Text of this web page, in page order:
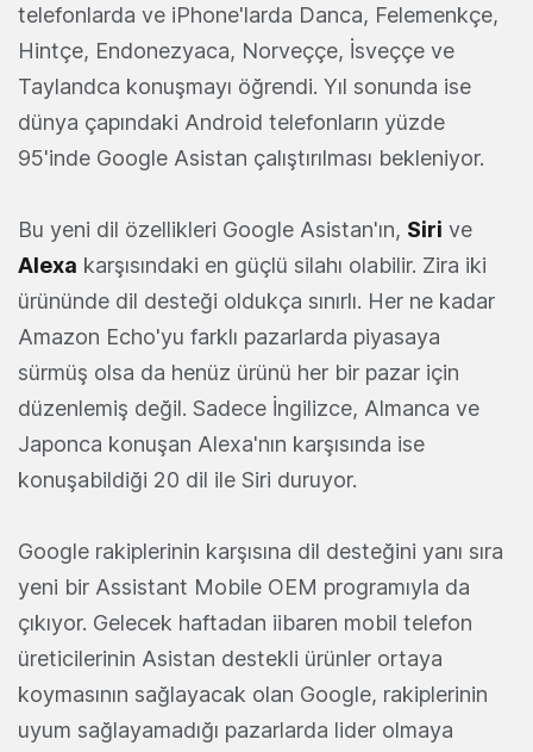
telefonlarda ve iPhone'larda Danca, Felemenkçe,
Hintçe, Endonezyaca, Norveççe, İsveççe ve
Taylandca konuşmayı öğrendi. Yıl sonunda ise
dünya çapındaki Android telefonların yüzde
95'inde Google Asistan çalıştırılması bekleniyor.
Bu yeni dil özellikleri Google Asistan'ın, Siri ve
Alexa karşısındaki en güçlü silahı olabilir. Zira iki
ürününde dil desteği oldukça sınırlı. Her ne kadar
Amazon Echo'yu farklı pazarlarda piyasaya
sürmüş olsa da henüz ürünü her bir pazar için
düzenlemiş değil. Sadece İngilizce, Almanca ve
Japonca konuşan Alexa'nın karşısında ise
konuşabildiği 20 dil ile Siri duruyor.
Google rakiplerinin karşısına dil desteğini yanı sıra
yeni bir Assistant Mobile OEM programıyla da
çıkıyor. Gelecek haftadan iibaren mobil telefon
üreticilerinin Asistan destekli ürünler ortaya
koymasının sağlayacak olan Google, rakiplerinin
uyum sağlayamadığı pazarlarda lider olmaya